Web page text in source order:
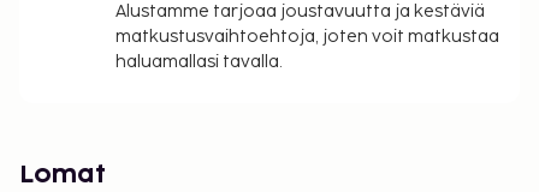
Alustamme tarjoaa joustavuutta ja kestäviä
matkustusvaihtoehtoja, joten voit matkustaa
haluamallasi tavalla.
Lomat